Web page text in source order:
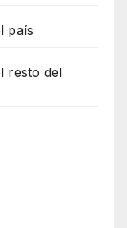
país
resto del